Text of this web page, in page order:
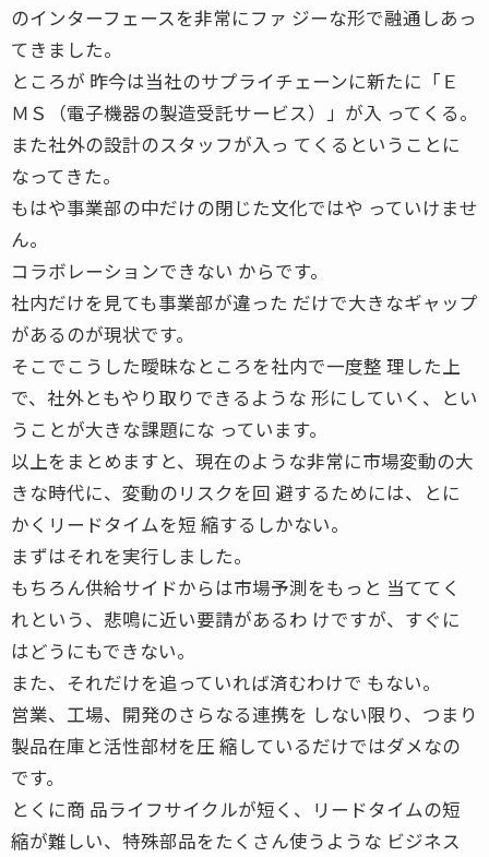
のインターフェースを非常にファ ジーな形で融通しあっ
てきました。
ところが 昨今は当社のサプライチェーンに新たに「Ｅ
ＭＳ（電子機器の製造受託サービス）」が入 ってくる。
また社外の設計のスタッフが入っ てくるということに
なってきた。
もはや事業部の中だけの閉じた文化ではや っていけませ
ん。
コラボレーションできない からです。
社内だけを見ても事業部が違った だけで大きなギャップ
があるのが現状です。
そこでこうした曖昧なところを社内で一度整 理した上
で、社外ともやり取りできるような 形にしていく、とい
うことが大きな課題にな っています。
以上をまとめますと、現在のような非常に市場変動の大
きな時代に、変動のリスクを回 避するためには、とに
かくリードタイムを短 縮するしかない。
まずはそれを実行しました。
もちろん供給サイドからは市場予測をもっと 当ててく
れという、悲鳴に近い要請があるわ けですが、すぐに
はどうにもできない。
また、それだけを追っていれば済むわけで もない。
営業、工場、開発のさらなる連携を しない限り、つまり
製品在庫と活性部材を圧 縮しているだけではダメなの
です。
とくに商 品ライフサイクルが短く、リードタイムの短
縮が難しい、特殊部品をたくさん使うような ビジネス